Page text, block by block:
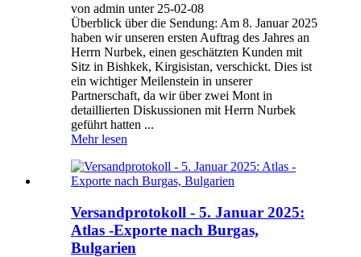
von admin unter 25-02-08
Überblick über die Sendung: Am 8. Januar 2025
haben wir unseren ersten Auftrag des Jahres an
Herrn Nurbek, einen geschätzten Kunden mit
Sitz in Bishkek, Kirgisistan, verschickt. Dies ist
ein wichtiger Meilenstein in unserer
Partnerschaft, da wir über zwei Mont in
detaillierten Diskussionen mit Herrn Nurbek
geführt hatten ...
Mehr lesen
Versandprotokoll - 5. Januar 2025:
Atlas -Exporte nach Burgas,
Bulgarien